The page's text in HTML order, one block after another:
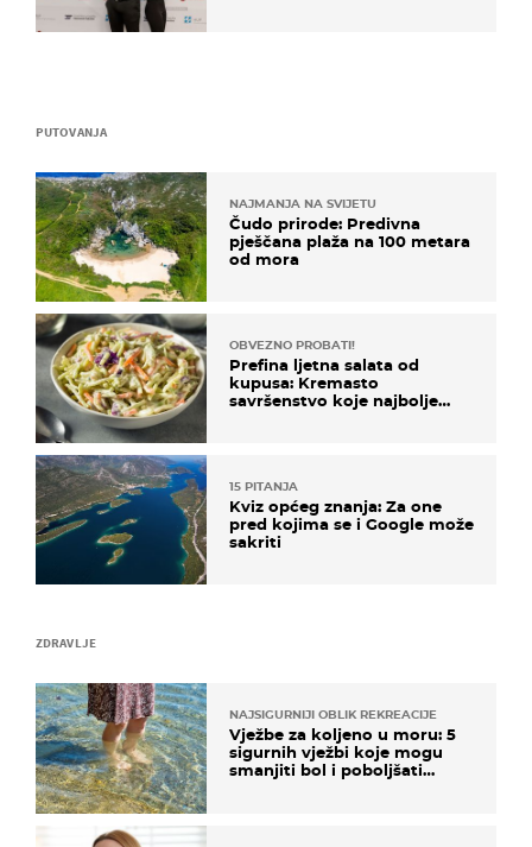
ZDRAVLJE
NAJSIGURNIJI OBLIK REKREACIJE
Vježbe za koljeno u moru: 5
sigurnih vježbi koje mogu
smanjiti bol i poboljšati
PUTOVANJA
NAJMANJA NA SVIJETU
Čudo prirode: Predivna
pješčana plaža na 100 metara
od mora
OBVEZNO PROBATI!
Prefina ljetna salata od
kupusa: Kremasto
savršenstvo koje najbolje
15 PITANJA
Kviz općeg znanja: Za one
pred kojima se i Google može
sakriti